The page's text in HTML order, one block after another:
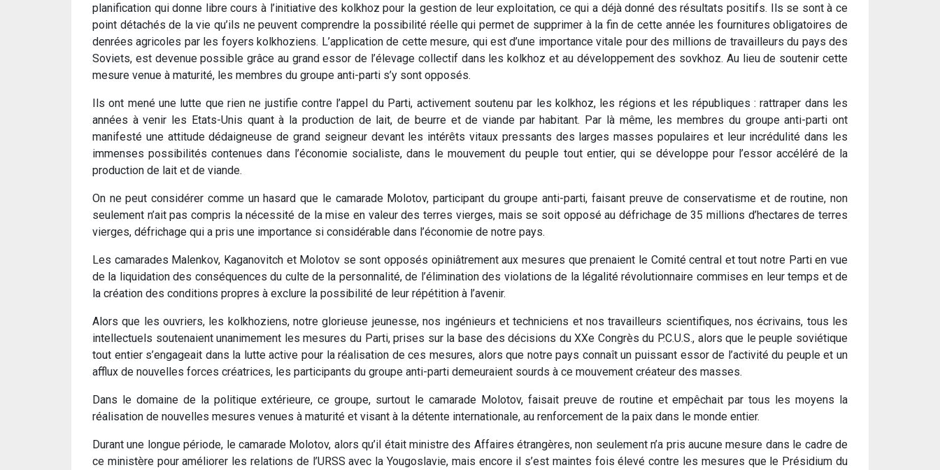
planification qui donne libre cours à l’initiative des kolkhoz pour la gestion de leur exploitation, ce qui a déjà donné des résultats positifs. Ils se sont à ce
point détachés de la vie qu’ils ne peuvent comprendre la possibilité réelle qui permet de supprimer à la fin de cette année les fournitures obligatoires de
denrées agricoles par les foyers kolkhoziens. L’application de cette mesure, qui est d’une importance vitale pour des millions de travailleurs du pays des
Soviets, est devenue possible grâce au grand essor de l’élevage collectif dans les kolkhoz et au développement des sovkhoz. Au lieu de soutenir cette
mesure venue à maturité, les membres du groupe anti-parti s’y sont opposés.
Ils ont mené une lutte que rien ne justifie contre l’appel du Parti, activement soutenu par les kolkhoz, les régions et les républiques : rattraper dans les
années à venir les Etats-Unis quant à la production de lait, de beurre et de viande par habitant. Par là même, les membres du groupe anti-parti ont
manifesté une attitude dédaigneuse de grand seigneur devant les intérêts vitaux pressants des larges masses populaires et leur incrédulité dans les
immenses possibilités contenues dans l’économie socialiste, dans le mouvement du peuple tout entier, qui se développe pour l’essor accéléré de la
production de lait et de viande.
On ne peut considérer comme un hasard que le camarade Molotov, participant du groupe anti-parti, faisant preuve de conservatisme et de routine, non
seulement n’ait pas compris la nécessité de la mise en valeur des terres vierges, mais se soit opposé au défrichage de 35 millions d’hectares de terres
vierges, défrichage qui a pris une importance si considérable dans l’économie de notre pays.
Les camarades Malenkov, Kaganovitch et Molotov se sont opposés opiniâtrement aux mesures que prenaient le Comité central et tout notre Parti en vue
de la liquidation des conséquences du culte de la personnalité, de l’élimination des violations de la légalité révolutionnaire commises en leur temps et de
la création des conditions propres à exclure la possibilité de leur répétition à l’avenir.
Alors que les ouvriers, les kolkhoziens, notre glorieuse jeunesse, nos ingénieurs et techniciens et nos travailleurs scientifiques, nos écrivains, tous les
intellectuels soutenaient unanimement les mesures du Parti, prises sur la base des décisions du XXe Congrès du P.C.U.S., alors que le peuple soviétique
tout entier s’engageait dans la lutte active pour la réalisation de ces mesures, alors que notre pays connaît un puissant essor de l’activité du peuple et un
afflux de nouvelles forces créatrices, les participants du groupe anti-parti demeuraient sourds à ce mouvement créateur des masses.
Dans le domaine de la politique extérieure, ce groupe, surtout le camarade Molotov, faisait preuve de routine et empêchait par tous les moyens la
réalisation de nouvelles mesures venues à maturité et visant à la détente internationale, au renforcement de la paix dans le monde entier.
Durant une longue période, le camarade Molotov, alors qu’il était ministre des Affaires étrangères, non seulement n’a pris aucune mesure dans le cadre de
ce ministère pour améliorer les relations de l’URSS avec la Yougoslavie, mais encore il s’est maintes fois élevé contre les mesures que le Présidium du